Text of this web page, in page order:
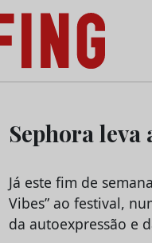
sobre os negócios
Sephora leva
Já este fim de
Vibes” ao festival,
da autoexpressão e